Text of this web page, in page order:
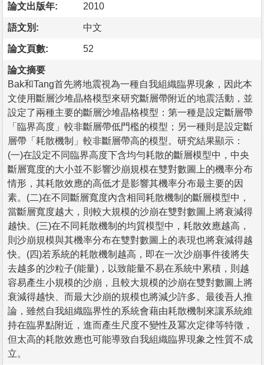
論文出版年: 2010
語文別: 中文
論文頁數: 52
論文摘要
Bak和Tang首先將地震視為一種自我組織臨界現象，因此本
文使用斷層沙堆晶格模型來研究斷層帶附近的地震活動，並
設定了兩種主要的斷層沙堆晶格模型：第一種是設定斷層帶
「臨界高度」較非斷層帶低門檻的模型；另一種則是設定斷
層帶「耗散機制」較非斷層帶高的模型。研究結果顯示：
(一)在設定不同臨界高度下含均勻耗散的斷層模型中，中央
斷層寬度的大小並不影響沙崩規模在雙對數圖上的機率分布
情形，其耗散效應的高低才是影響其機率分布最主要的因
素。(二)在不同斷層寬度內含相同耗散機制的斷層模型中，
當斷層寬度越大，則較大規模的沙崩在雙對數圖上將衰減得
越快。(三)在不同耗散機制的均質模型中，耗散效應越高，
則沙崩規模與其機率分布在雙對數圖上的表現也將衰減得越
快。(四)若系統的耗散機制越高，即在一次沙崩事件後將失
去越多的沙粒子(能量)，以致能量不易在系統中累積，則越
容易產生小規模的沙崩，且較大規模的沙崩在雙對數圖上將
衰減得越快、而最大沙崩的規模也將減少許多。最後吾人推
論，雖然自我組織臨界性的系統會藉由耗散機制來讓系統維
持在臨界點附近，進而產生尺度不變性及冪次定律等特徵，
但太高的耗散效應也可能導致自我組織臨界現象之性質不成
立。